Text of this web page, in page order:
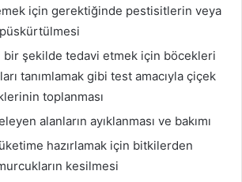
için gerektiğinde pestisitlerin veya
şekilde tedavi etmek için böcekleri
tanımlamak gibi test amacıyla çiçek
toplanması
alanların ayıklanması ve bakımı
hazırlamak için bitkilerden
kesilmesi